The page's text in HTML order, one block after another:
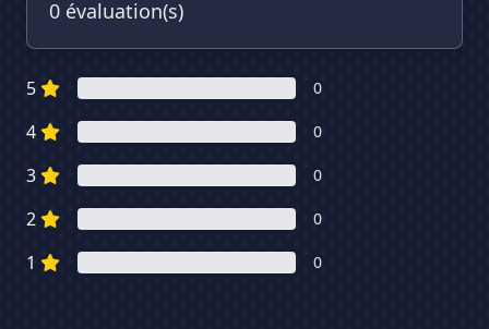
0 évaluation(s)
5 0
4 0
3 0
2 0
1 0